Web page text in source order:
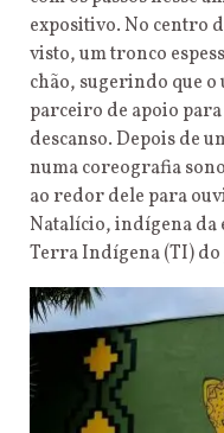
expositivo. No centro
visto, um tronco
chão, sugerindo que o
parceiro de apoio
descanso. Depois de
numa coreografia
ao redor dele para
Natalício, indígena
Terra Indígena (TI) do